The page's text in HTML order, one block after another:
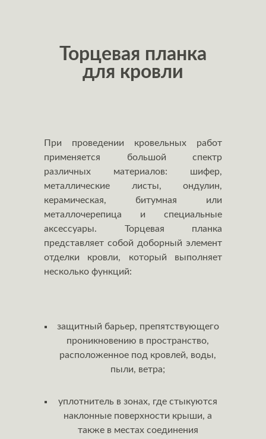
Торцевая планка
для кровли
При проведении кровельных работ
применяется большой спектр
различных материалов: шифер,
металлические листы, ондулин,
керамическая, битумная или
металлочерепица и специальные
аксессуары. Торцевая планка
представляет собой доборный элемент
отделки кровли, который выполняет
несколько функций:
защитный барьер, препятствующего
проникновению в пространство,
расположенное под кровлей, воды,
пыли, ветра;
уплотнитель в зонах, где стыкуются
наклонные поверхности крыши, а
также в местах соединения